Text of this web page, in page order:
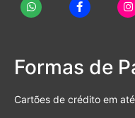
Formas de
Cartões de crédito em